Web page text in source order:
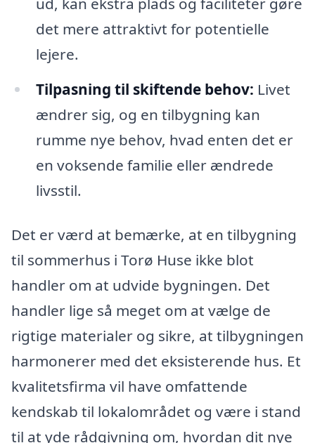
det mere attraktivt for potentielle
lejere.
Tilpasning til skiftende behov: Livet
ændrer sig, og en tilbygning kan
rumme nye behov, hvad enten det er
en voksende familie eller ændrede
livsstil.
Det er værd at bemærke, at en tilbygning
til sommerhus i Torø Huse ikke blot
handler om at udvide bygningen. Det
handler lige så meget om at vælge de
rigtige materialer og sikre, at tilbygningen
harmonerer med det eksisterende hus. Et
kvalitetsfirma vil have omfattende
kendskab til lokalområdet og være i stand
til at yde rådgivning om, hvordan dit nye